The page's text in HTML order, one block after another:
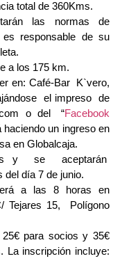
total de 360Kms.
las normas de
responsable de su
a los 175 km.
en: Café-Bar K`vero,
el impreso de
o del “Facebook
haciendo un ingreso en
en Globalcaja.
y se aceptarán
día 7 de junio.
a las 8 horas en
Tejares 15, Polígono
para socios y 35€
La inscripción incluye: